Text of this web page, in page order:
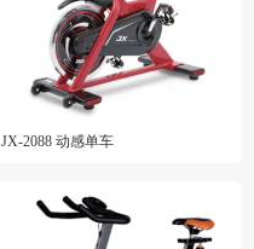
JX-2088 动感单车